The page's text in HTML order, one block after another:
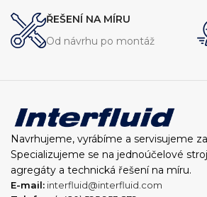
l/minje ideální pro široké spektrum
ŘEŠENÍ NA MÍRU
Od návrhu po montáž
Navrhujeme, vyrábíme a servisujeme
Specializujeme se na jednoúčelové
agregáty a technická řešení na míru.
E-mail: interfluid@interfluid.com